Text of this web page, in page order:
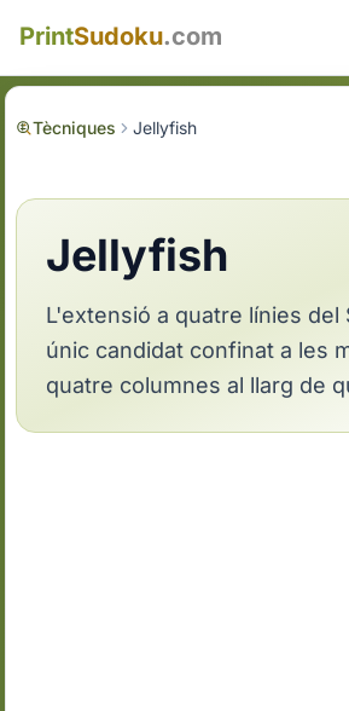
PrintSudoku.com
Tècniques Jellyfish
Jellyfish
L'extensió a quatre línies del
únic candidat confinat a les
quatre columnes al llarg de